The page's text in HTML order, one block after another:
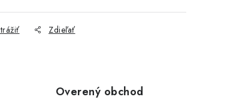
Zdieľať
Overený obchod